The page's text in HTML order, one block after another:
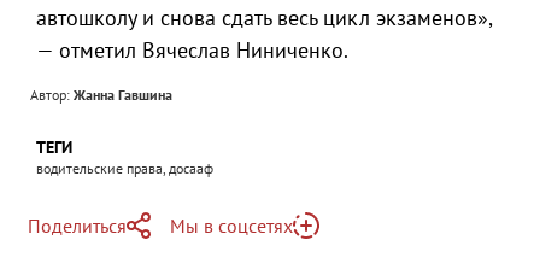
автошколу и снова сдать весь цикл экзаменов»,
— отметил Вячеслав Ниниченко.
Автор: Жанна Гавшина
ТЕГИ
водительские права, досааф
Поделиться
Мы в соцсетях